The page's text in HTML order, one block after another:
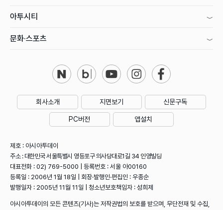
아투시티
문화·스포츠
회사소개 지면보기 신문구독
PC버전 앱설치
제호 : 아시아투데이
주소 : 대한민국 서울특별시 영등포구 의사당대로1길 34 인영빌딩
대표전화 : 02) 769-5000 | 등록번호 : 서울 아00160
등록일 : 2006년 1월 18일 | 회장·발행인·편집인 : 우종순
발행일자 : 2005년 11월 11일 | 청소년보호책임자 : 성희제
아시아투데이의 모든 콘텐츠(기사)는 저작권법의 보호를 받으며, 무단전재 및 수집,